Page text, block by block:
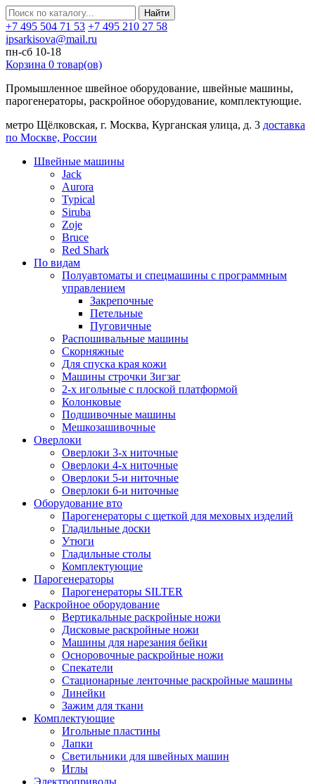
Найти
+7 495 504 71 53 +7 495 210 27 58
ipsarkisova@mail.ru
пн-сб 10-18
Корзина 0 товар(ов)
Промышленное швейное оборудование, швейные машины,
парогенераторы, раскройное оборудование, комплектующие.
метро Щёлковская, г. Москва, Курганская улица, д. 3 доставка
по Москве, России
Швейные машины
Jack
Aurora
Typical
Siruba
Zoje
Bruce
Red Shark
По видам
Полуавтоматы и спецмашины с программным
управлением
Закрепочные
Петельные
Пуговичные
Распошивальные машины
Скорняжные
Для спуска края кожи
Машины строчки Зигзаг
2-х игольные с плоской платформой
Колонковые
Подшивочные машины
Мешкозашивочные
Оверлоки
Оверлоки 3-х ниточные
Оверлоки 4-х ниточные
Оверлоки 5-и ниточные
Оверлоки 6-и ниточные
Оборудование вто
Парогенераторы с щеткой для меховых изделий
Гладильные доски
Утюги
Гладильные столы
Комплектующие
Парогенераторы
Парогенераторы SILTER
Раскройное оборудование
Вертикальные раскройные ножи
Дисковые раскройные ножи
Машины для нарезания бейки
Осноровочные раскройные ножи
Спекатели
Стационарные ленточные раскройные машины
Линейки
Зажим для ткани
Комплектующие
Игольные пластины
Лапки
Светильники для швейных машин
Иглы
Электроприводы